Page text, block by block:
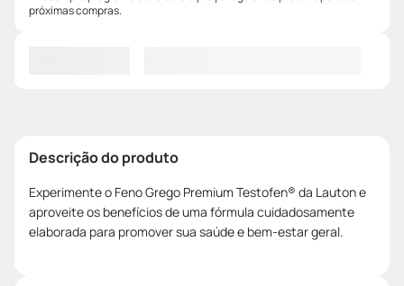
próximas compras.
Descrição do produto
Experimente o Feno Grego Premium Testofen® da Lauton e
aproveite os benefícios de uma fórmula cuidadosamente
elaborada para promover sua saúde e bem-estar geral.